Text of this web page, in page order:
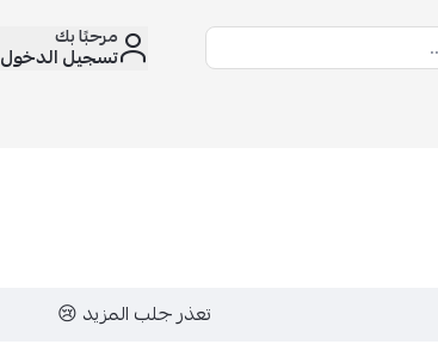
مرحبًا بك
تسجيل الدخول
تعذر جلب المزيد 😢